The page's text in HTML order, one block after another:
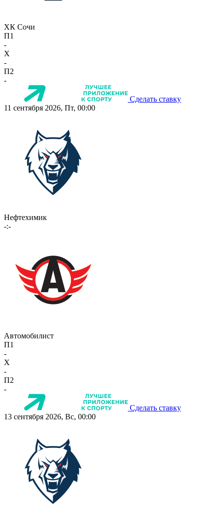
ХК Сочи
П1
-
X
-
П2
-
Сделать ставку
11 сентября 2026, Пт, 00:00
Нефтехимик
-:-
Автомобилист
П1
-
X
-
П2
-
Сделать ставку
13 сентября 2026, Вс, 00:00